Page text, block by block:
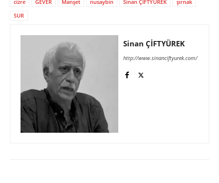
cizre GEVER Manşet nusaybin Sinan ÇİFTYÜREK
şırnak
SUR
Sinan ÇİFTYÜREK
http://www.sinanciftyurek.com/